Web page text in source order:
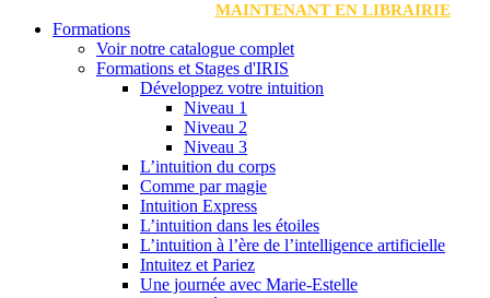
MAINTENANT EN LIBRAIRIE
Formations
Voir notre catalogue complet
Formations et Stages d'IRIS
Développez votre intuition
Niveau 1
Niveau 2
Niveau 3
L’intuition du corps
Comme par magie
Intuition Express
L’intuition dans les étoiles
L’intuition à l’ère de l’intelligence artificielle
Intuitez et Pariez
Une journée avec Marie-Estelle